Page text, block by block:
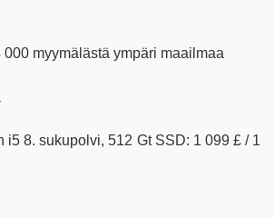
myymälästä ympäri maailmaa
i5 8. sukupolvi, 512 Gt SSD: 1 099 £ / 1